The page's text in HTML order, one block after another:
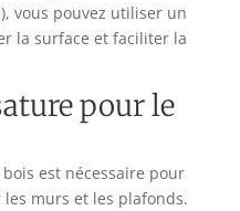
vous pouvez utiliser un
la surface et faciliter la
pour le
est nécessaire pour
murs et les plafonds.